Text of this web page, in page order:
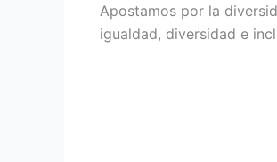
Apostamos por la
igualdad, diversidad e